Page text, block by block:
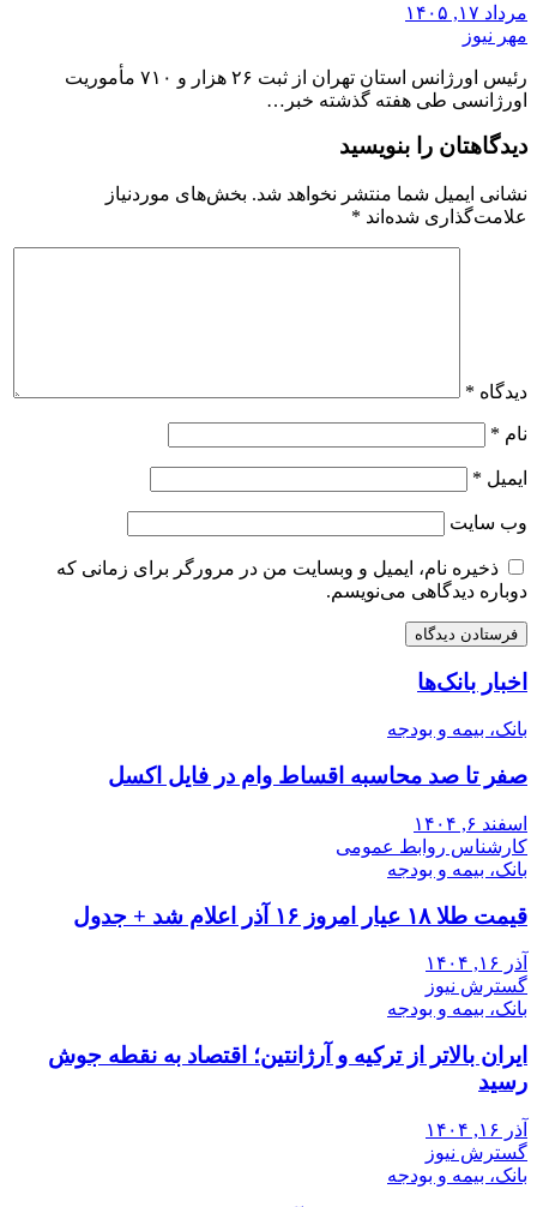
مرداد ۱۷, ۱۴۰۵
مهر نیوز
رئیس اورژانس استان تهران از ثبت ۲۶ هزار و ۷۱۰ مأموریت
اورژانسی طی هفته گذشته خبر…
دیدگاهتان را بنویسید
نشانی ایمیل شما منتشر نخواهد شد. بخش‌های موردنیاز
علامت‌گذاری شده‌اند *
دیدگاه *
نام *
ایمیل *
وب‌ سایت
ذخیره نام، ایمیل و وبسایت من در مرورگر برای زمانی که
دوباره دیدگاهی می‌نویسم.
اخبار بانک‌ها
بانک، بیمه و بودجه
صفر تا صد محاسبه اقساط وام در فایل اکسل
اسفند ۶, ۱۴۰۴
کارشناس روابط عمومی
بانک، بیمه و بودجه
قیمت طلا ۱۸ عیار امروز ۱۶ آذر اعلام شد + جدول
آذر ۱۶, ۱۴۰۴
گسترش نیوز
بانک، بیمه و بودجه
ایران بالاتر از ترکیه و آرژانتین؛ اقتصاد به نقطه جوش
رسید
آذر ۱۶, ۱۴۰۴
گسترش نیوز
بانک، بیمه و بودجه